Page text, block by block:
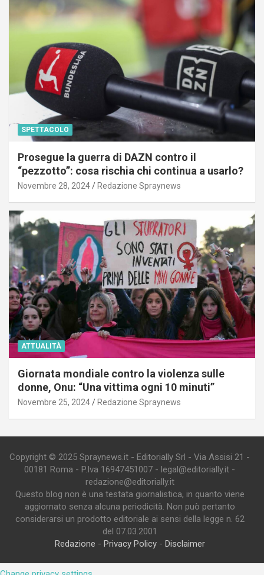
SPETTACOLO
Prosegue la guerra di DAZN contro il
“pezzotto”: cosa rischia chi continua a usarlo?
Novembre 28, 2024 Redazione Spraynews
ATTUALITÀ
Giornata mondiale contro la violenza sulle
donne, Onu: “Una vittima ogni 10 minuti”
Novembre 25, 2024 Redazione Spraynews
Copyright © 2025 Spraynews.it - Editorially Srl - Via Assisi 21 -
00181 Roma - P.Iva 16947451007 - legal@editorially.it -
redazione@editorially.it
Questo blog non è una testata giornalistica, in quanto viene
aggiornato senza alcuna periodicità. Non può pertanto
considerarsi un prodotto editoriale ai sensi della legge n. 62
del 07.03.2001
Redazione - Privacy Policy- Disclaimer